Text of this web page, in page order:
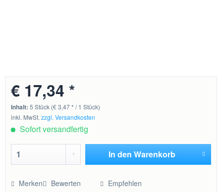
€ 17,34 *
Inhalt:5 Stück (€ 3,47 * / 1 Stück)
inkl. MwSt.zzgl. Versandkosten
Sofort versandfertig
In den Warenkorb
Merken Bewerten Empfehlen